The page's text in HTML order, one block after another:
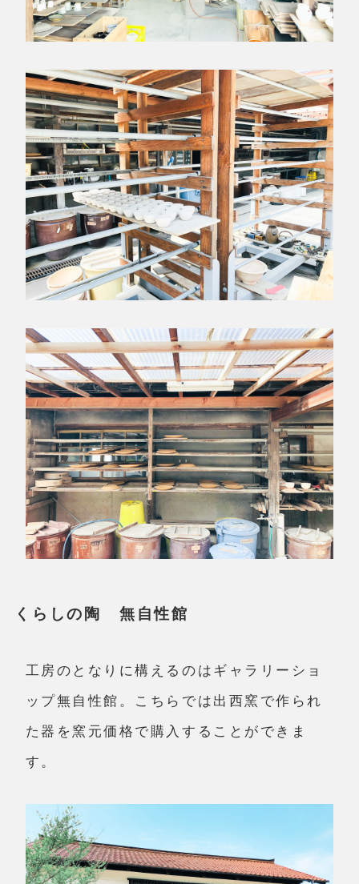
くらしの陶 無自性館
工房のとなりに構えるのはギャラリーショ
ップ無自性館。こちらでは出西窯で作られ
た器を窯元価格で購入することができま
す。